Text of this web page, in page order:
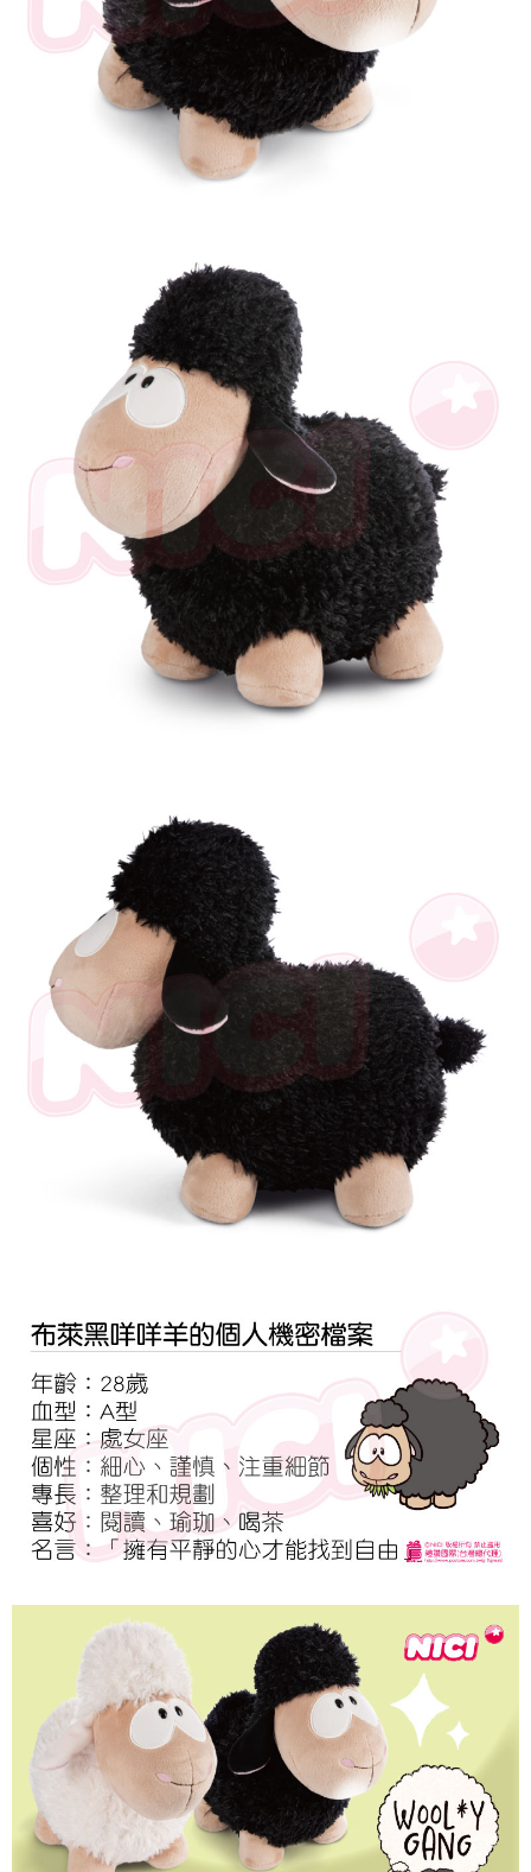
４．使用「AFTEE先享後付」時，將依據個別帳號之用戶狀況，依本公司即
時審查核予不同之上限額度；若仍有額度不足之情形，本公司將視審查結果
請求用戶進行身份認證。
５．嚴禁一人註冊多個帳號或使用他人資訊註冊。若發現惡意使用之情形，
恩沛科技股份有限公司將有權停止該用戶之使用額度並採取法律行動。